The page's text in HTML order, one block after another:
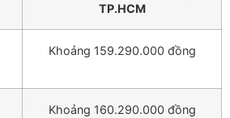
TP.HCM
Khoảng 159.290.000 đồng
Khoảng 160.290.000 đồng